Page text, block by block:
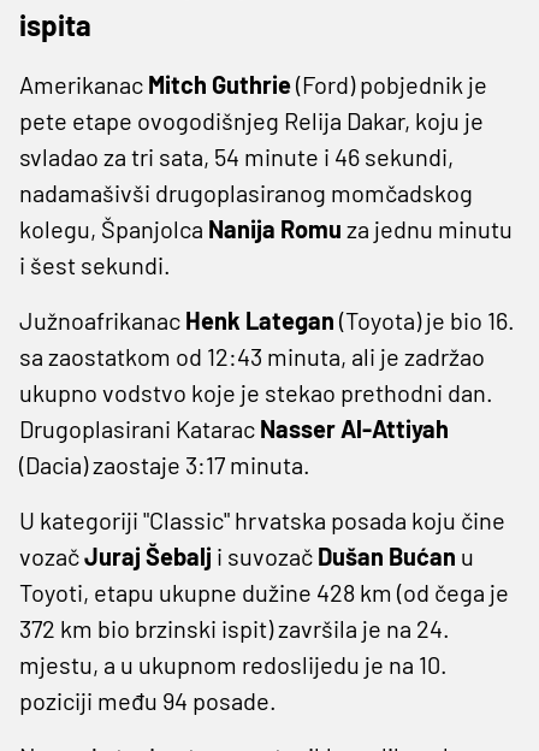
ispita
Amerikanac Mitch Guthrie(Ford) pobjednik je
pete etape ovogodišnjeg Relija Dakar, koju je
svladao za tri sata, 54 minute i 46 sekundi,
nadamašivši drugoplasiranog momčadskog
kolegu, Španjolca Nanija Romu za jednu minutu
i šest sekundi.
Južnoafrikanac Henk Lategan (Toyota) je bio 16.
sa zaostatkom od 12:43 minuta, ali je zadržao
ukupno vodstvo koje je stekao prethodni dan.
Drugoplasirani Katarac Nasser Al-Attiyah
(Dacia) zaostaje 3:17 minuta.
U kategoriji "Classic" hrvatska posada koju čine
vozačJuraj Šebalj i suvozač Dušan Bućan u
Toyoti, etapu ukupne dužine 428 km (od čega je
372 km bio brzinski ispit) završila je na 24.
mjestu, a u ukupnom redoslijedu je na 10.
poziciji među 94 posade.